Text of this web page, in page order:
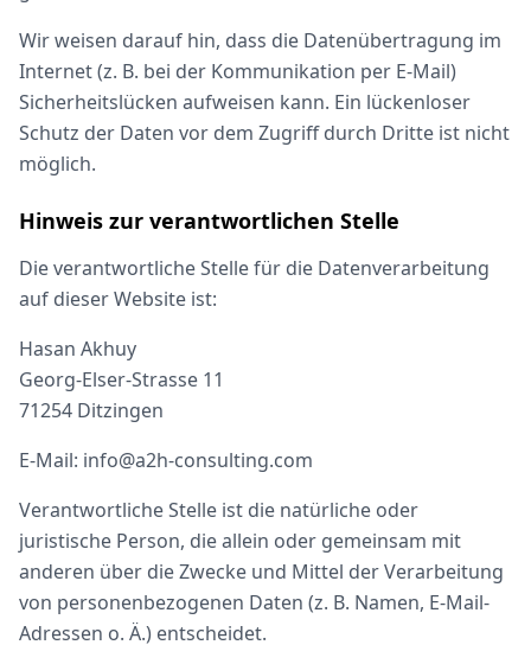
Wir weisen darauf hin, dass die Datenübertragung im
Internet (z. B. bei der Kommunikation per E-Mail)
Sicherheitslücken aufweisen kann. Ein lückenloser
Schutz der Daten vor dem Zugriff durch Dritte ist nicht
möglich.
Hinweis zur verantwortlichen Stelle
Die verantwortliche Stelle für die Datenverarbeitung
auf dieser Website ist:
Hasan Akhuy
Georg-Elser-Strasse 11
71254 Ditzingen
E-Mail: info@a2h-consulting.com
Verantwortliche Stelle ist die natürliche oder
juristische Person, die allein oder gemeinsam mit
anderen über die Zwecke und Mittel der Verarbeitung
von personenbezogenen Daten (z. B. Namen, E-Mail-
Adressen o. Ä.) entscheidet.